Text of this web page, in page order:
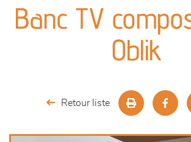
séjours
meubles de complément
Banc TV
Oblik
Retour liste